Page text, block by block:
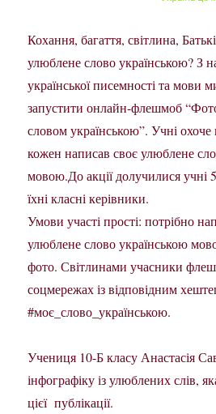
Кохання, багаття, світлина,
улюблене слово українською? З
української писемності та мови
запустити онлайн-флешмоб
словом українською”. Учні охоче
кожен написав своє улюблене
мовою.До акції долучилися учні
їхні класні керівники.
Умови участі прості: потрібно
улюблене слово українською
фото. Світлинами учасники
соцмережах із відповідним
#моє_слово_українською.
Учениця 10-Б класу Анастасія
інфографіку із улюблених слів,
цієї публікації.